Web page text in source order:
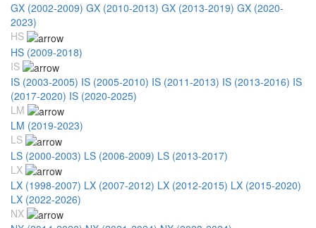
GX (2002-2009) GX (2010-2013) GX (2013-2019) GX (2020-
2023)
HS
HS (2009-2018)
IS
IS (2003-2005) IS (2005-2010) IS (2011-2013) IS (2013-2016) IS
(2017-2020) IS (2020-2025)
LM
LM (2019-2023)
LS
LS (2000-2003) LS (2006-2009) LS (2013-2017)
LX
LX (1998-2007) LX (2007-2012) LX (2012-2015) LX (2015-2020)
LX (2022-2026)
NX